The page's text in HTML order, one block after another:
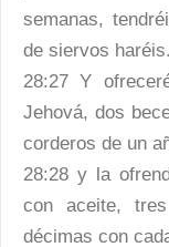
semanas,
de siervos haréis.
28:27 Y
Jehová, dos
corderos de un
28:28 y la
con aceite,
décimas con